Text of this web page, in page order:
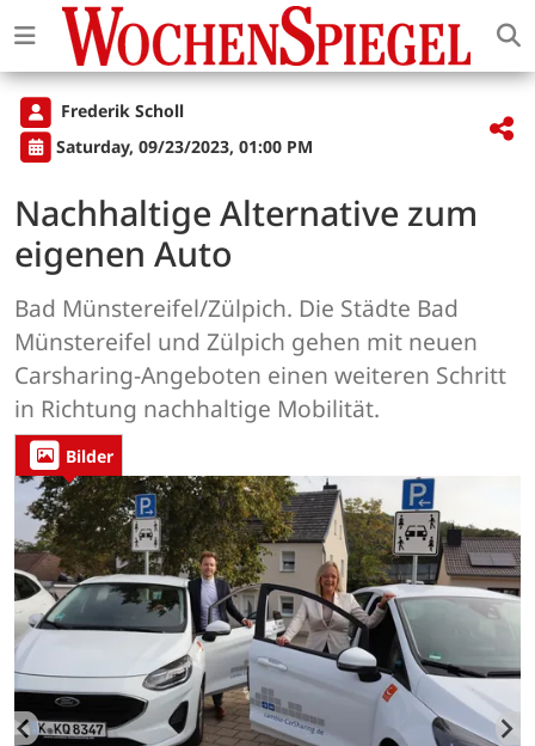
Frederik Scholl
Saturday, 09/23/2023, 01:00 PM
Nachhaltige Alternative zum
eigenen Auto
Bad Münstereifel/Zülpich. Die Städte Bad
Münstereifel und Zülpich gehen mit neuen
Carsharing-Angeboten einen weiteren Schritt
in Richtung nachhaltige Mobilität.
Bilder